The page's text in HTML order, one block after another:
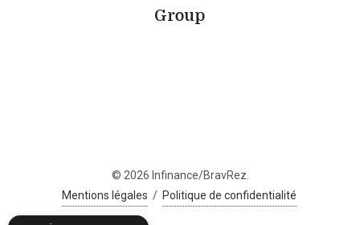
Group
© 2026 Infinance/BravRez.
Mentions légales / Politique de confidentialité